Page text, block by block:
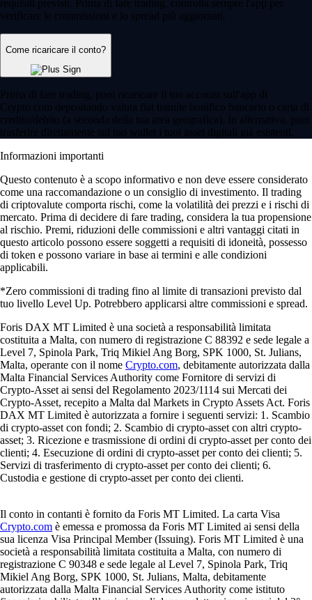
requisiti previsti. Prima di fare trading, controlla sempre l'app per
verificare le commissioni e lo spread più aggiornati.
Come ricaricare il conto?
Prima di fare trading, puoi ricaricare il tuo account sull'app di
Crypto.com depositando valuta fiat tramite bonifico bancario o carta di
credito/debito (a seconda della tua area geografica). In alternativa, puoi
trasferire direttamente sul tuo wallet i tuoi asset digitali già esistenti.
Informazioni importanti
Questo contenuto è a scopo informativo e non deve essere considerato
come una raccomandazione o un consiglio di investimento. Il trading
di criptovalute comporta rischi, come la volatilità dei prezzi e i rischi di
mercato. Prima di decidere di fare trading, considera la tua propensione
al rischio. Premi, riduzioni delle commissioni e altri vantaggi citati in
questo articolo possono essere soggetti a requisiti di idoneità, possesso
di token e possono variare in base ai termini e alle condizioni
applicabili.
*Zero commissioni di trading fino al limite di transazioni previsto dal
tuo livello Level Up. Potrebbero applicarsi altre commissioni e spread.
Foris DAX MT Limited è una società a responsabilità limitata
costituita a Malta, con numero di registrazione C 88392 e sede legale a
Level 7, Spinola Park, Triq Mikiel Ang Borg, SPK 1000, St. Julians,
Malta, operante con il nome Crypto.com, debitamente autorizzata dalla
Malta Financial Services Authority come Fornitore di servizi di
Crypto-Asset ai sensi del Regolamento 2023/1114 sui Mercati dei
Crypto-Asset, recepito a Malta dal Markets in Crypto Assets Act. Foris
DAX MT Limited è autorizzata a fornire i seguenti servizi: 1. Scambio
di crypto-asset con fondi; 2. Scambio di crypto-asset con altri crypto-
asset; 3. Ricezione e trasmissione di ordini di crypto-asset per conto dei
clienti; 4. Esecuzione di ordini di crypto-asset per conto dei clienti; 5.
Servizi di trasferimento di crypto-asset per conto dei clienti; 6.
Custodia e gestione di crypto-asset per conto dei clienti.
Il conto in contanti è fornito da Foris MT Limited. La carta Visa
Crypto.com è emessa e promossa da Foris MT Limited ai sensi della
sua licenza Visa Principal Member (Issuing). Foris MT Limited è una
società a responsabilità limitata costituita a Malta, con numero di
registrazione C 90348 e sede legale al Level 7, Spinola Park, Triq
Mikiel Ang Borg, SPK 1000, St. Julians, Malta, debitamente
autorizzata dalla Malta Financial Services Authority come istituto